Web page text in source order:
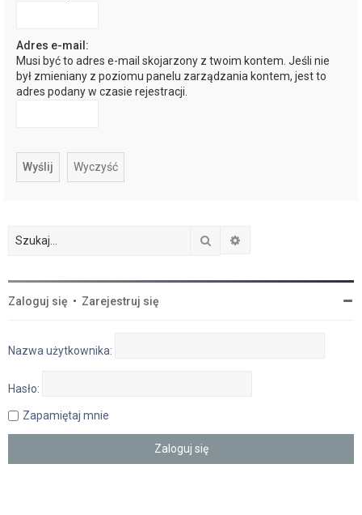
Adres e-mail:
Musi być to adres e-mail skojarzony z twoim kontem. Jeśli nie
był zmieniany z poziomu panelu zarządzania kontem, jest to
adres podany w czasie rejestracji.
Szukaj
Zaloguj się • Zarejestruj się
Nazwa użytkownika:
Hasło:
Zapamiętaj mnie